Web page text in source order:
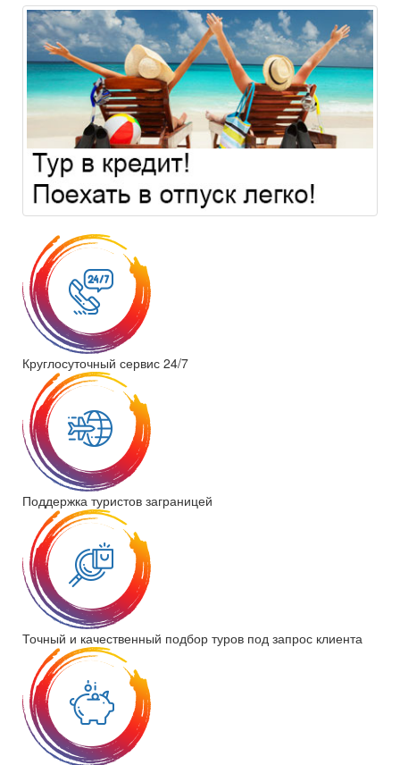
Круглосуточный сервис 24/7
Поддержка туристов заграницей
Точный и качественный подбор туров под запрос клиента